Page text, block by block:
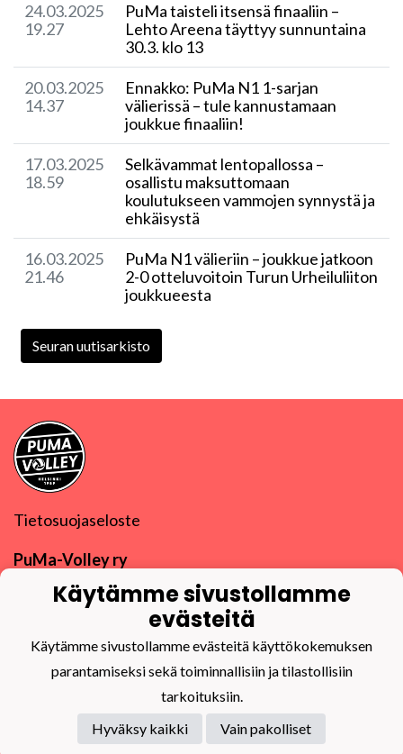
24.03.2025
19.27
​PuMa taisteli itsensä finaaliin –
Lehto Areena täyttyy sunnuntaina
30.3. klo 13
20.03.2025
14.37
Ennakko: PuMa N1 1-sarjan
välierissä – tule kannustamaan
joukkue finaaliin!
17.03.2025
18.59
​Selkävammat lentopallossa –
osallistu maksuttomaan
koulutukseen vammojen synnystä ja
ehkäisystä
16.03.2025
21.46
PuMa N1 välieriin – joukkue jatkoon
2-0 otteluvoitoin Turun Urheiluliiton
joukkueesta
Seuran uutisarkisto
Tietosuojaseloste
PuMa-Volley ry
puma@puma-volley.fi
Linkki muihin yhteystietoihin
PuMa-Webmail
Käytämme sivustollamme
evästeitä
Käytämme sivustollamme evästeitä käyttökokemuksen
parantamiseksi sekä toiminnallisiin ja tilastollisiin
tarkoituksiin.
Hyväksy kaikki
Vain pakolliset